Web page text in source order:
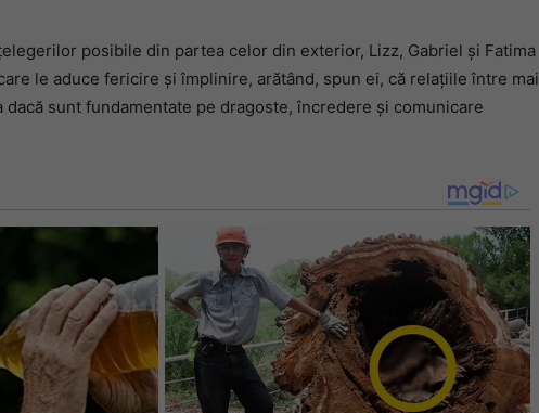
posibile din partea celor din exterior, Lizz, Gabriel și Fatima
le aduce fericire și împlinire, arătând, spun ei, că relațiile între mai
sunt fundamentate pe dragoste, încredere și comunicare